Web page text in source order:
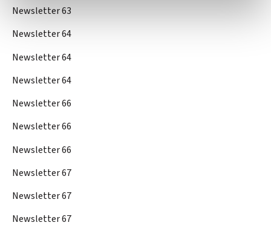
Newsletter 63
Newsletter 64
Newsletter 64
Newsletter 64
Newsletter 66
Newsletter 66
Newsletter 66
Newsletter 67
Newsletter 67
Newsletter 67